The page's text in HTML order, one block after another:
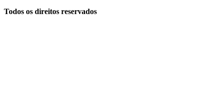
Todos os direitos reservados